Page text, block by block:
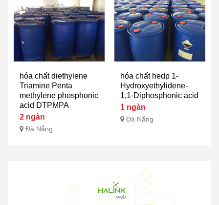
hóa chất diethylene
Triamine Penta
methylene phosphonic
acid DTPMPA
2 ngàn
Đà Nẵng
hóa chất hedp 1-
Hydroxyethylidene-
1,1-Diphosphonic acid
1 ngàn
Đà Nẵng